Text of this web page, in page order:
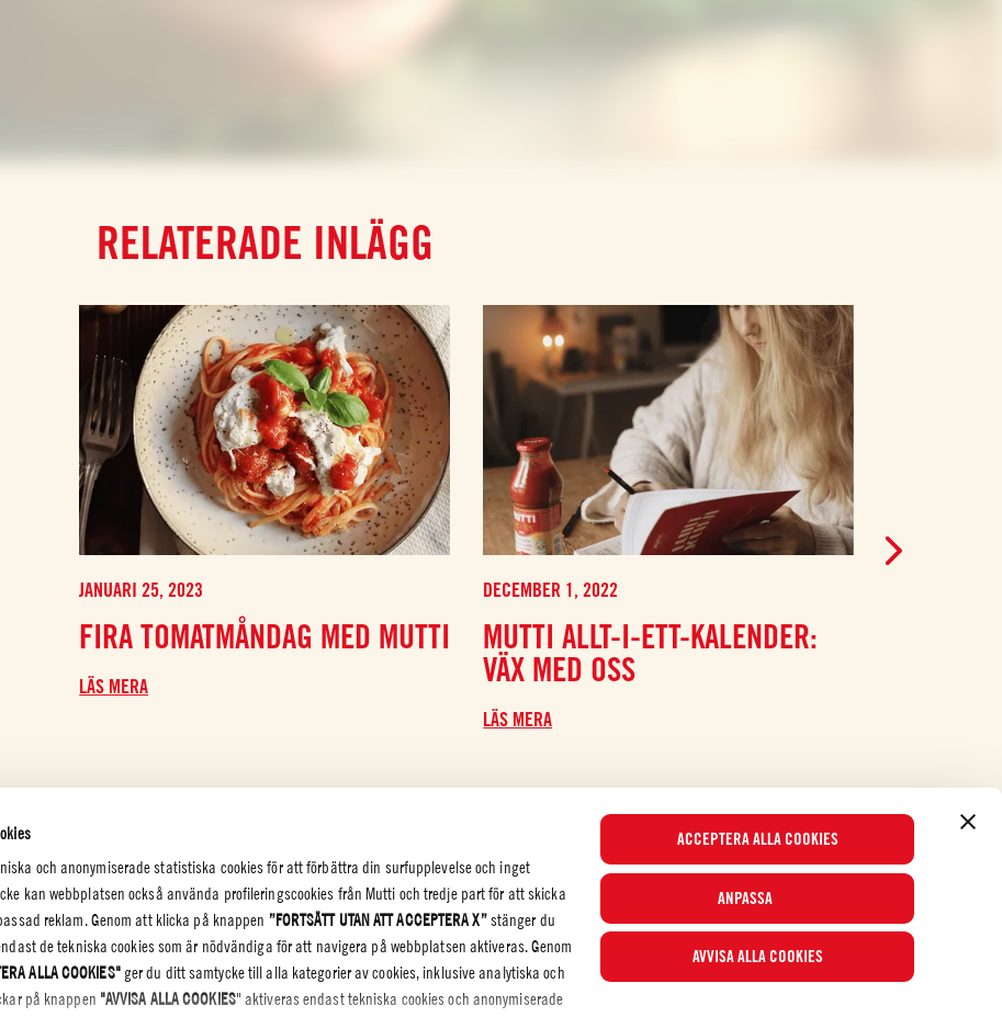
och anonymiserade statistiska cookies för att förbättra din surfupplevelse och inget
kan webbplatsen också använda profileringscookies från Mutti och tredje part för att skicka
reklam. Genom att klicka på knappen ”FORTSÄTT UTAN ATT ACCEPTERA X”stänger du
de tekniska cookies som är nödvändiga för att navigera på webbplatsen aktiveras. Genom
ALLA COOKIES" ger du ditt samtycke till alla kategorier av cookies, inklusive analytiska och
på knappen "AVVISA ALLA COOKIES" aktiveras endast tekniska cookies och anonymiserade
ACCEPTERA ALLA COOKIES
ANPASSA
AVVISA ALLA COOKIES
RELATERADE INLÄGG
JANUARI 25, 2023
FIRA TOMATMÅNDAG MED MUTTI
LÄS MERA
DECEMBER 1, 2022
MUTTI ALLT-I-ETT-KALENDER:
VÄX MED OSS
LÄS MERA
LÄS MERA
SEKRETESS